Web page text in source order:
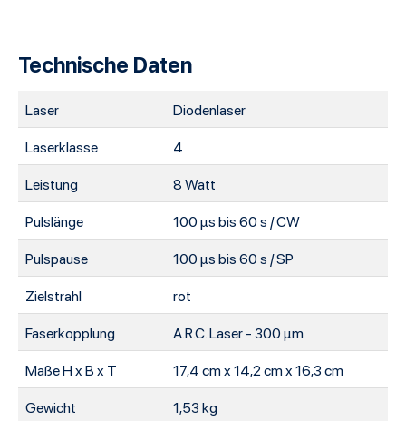
Technische Daten
Laser
Diodenlaser
Laserklasse
4
Leistung
8 Watt
Pulslänge
100 µs bis 60 s / CW
Pulspause
100 µs bis 60 s / SP
Zielstrahl
rot
Faserkopplung
A.R.C. Laser - 300 µm
Maße H x B x T
17,4 cm x 14,2 cm x 16,3 cm
Gewicht
1,53 kg